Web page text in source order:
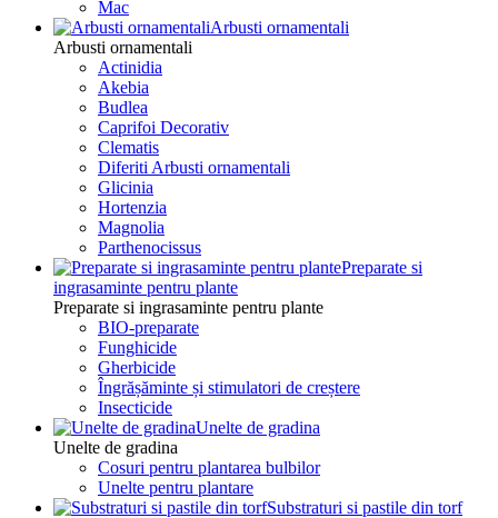
Mac
Arbusti ornamentali
Arbusti ornamentali
Actinidia
Akebia
Budlea
Caprifoi Decorativ
Clematis
Diferiti Arbusti ornamentali
Glicinia
Hortenzia
Magnolia
Parthenocissus
Preparate si
ingrasaminte pentru plante
Preparate si ingrasaminte pentru plante
BIO-preparate
Funghicide
Gherbicide
Îngrășăminte și stimulatori de creștere
Insecticide
Unelte de gradina
Unelte de gradina
Cosuri pentru plantarea bulbilor
Unelte pentru plantare
Substraturi si pastile din torf